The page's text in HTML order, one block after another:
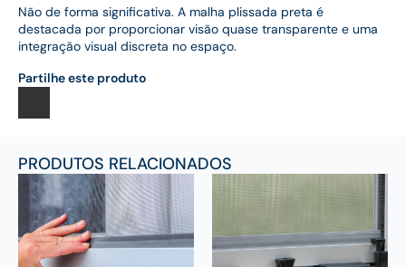
Não de forma significativa. A malha plissada preta é
destacada por proporcionar visão quase transparente e uma
integração visual discreta no espaço.
Partilhe este produto
PRODUTOS RELACIONADOS